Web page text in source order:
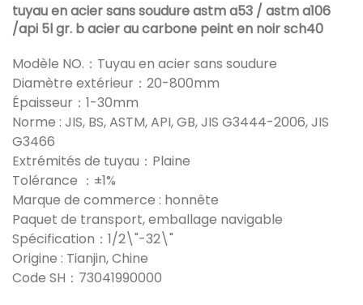
tuyau en acier sans soudure astm a53 / astm a106
/api 5l gr. b acier au carbone peint en noir sch40
Modèle NO.：Tuyau en acier sans soudure
Diamètre extérieur：20-800mm
Épaisseur：1-30mm
Norme : JIS, BS, ASTM, API, GB, JIS G3444-2006, JIS
G3466
Extrémités de tuyau：Plaine
Tolérance ：±1%
Marque de commerce : honnête
Paquet de transport, emballage navigable
Spécification：1/2\"-32\"
Origine : Tianjin, Chine
Code SH：73041990000